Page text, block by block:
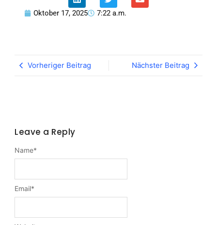
Oktober 17, 2025 7:22 a.m.
Vorheriger Beitrag Nächster Beitrag
Leave a Reply
Name*
Email*